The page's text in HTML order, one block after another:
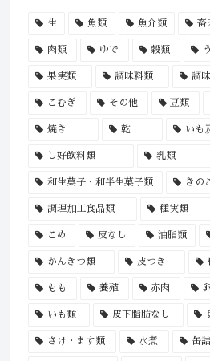
生 魚類 魚介類 畜
肉類 ゆで 穀類
果実類 調味料類 調
こむぎ その他 豆類
焼き 乾 いも
し好飲料類 乳類
和生菓子・和半生菓子類 きの
調理加工食品類 種実類
こめ 皮なし 油脂類
かんきつ類 皮つき
もも 養殖 赤肉
いも類 皮下脂肪なし
さけ・ます類 水煮 缶詰